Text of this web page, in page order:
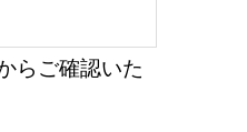
らご確認いた